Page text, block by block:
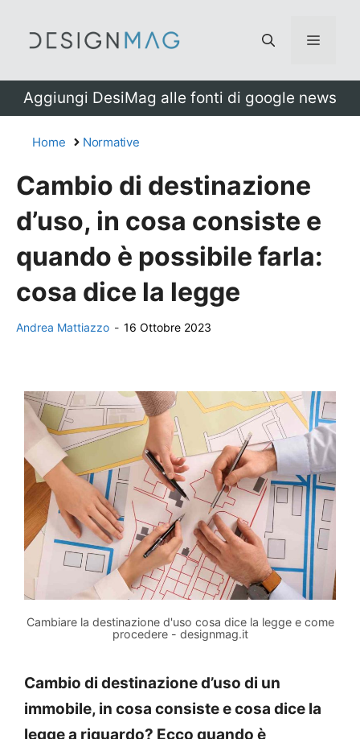
Menu
Aggiungi DesiMag alle fonti di google news
Home Normative
Cambio di destinazione
d’uso, in cosa consiste e
quando è possibile farla:
cosa dice la legge
Andrea Mattiazzo - 16 Ottobre 2023
Cambiare la destinazione d'uso cosa dice la legge e come
procedere - designmag.it
Cambio di destinazione d’uso di un
immobile, in cosa consiste e cosa dice la
legge a riguardo? Ecco quando è